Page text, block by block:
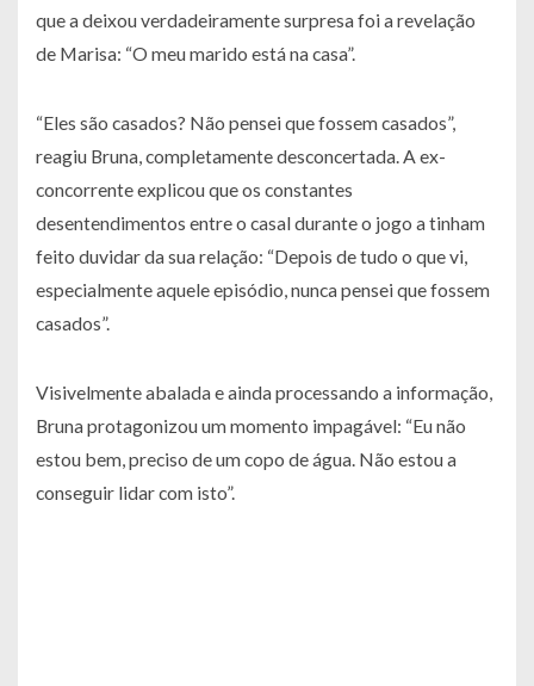
que a deixou verdadeiramente surpresa foi a revelação
de Marisa: “O meu marido está na casa”.
“Eles são casados? Não pensei que fossem casados”,
reagiu Bruna, completamente desconcertada. A ex-
concorrente explicou que os constantes
desentendimentos entre o casal durante o jogo a tinham
feito duvidar da sua relação: “Depois de tudo o que vi,
especialmente aquele episódio, nunca pensei que fossem
casados”.
Visivelmente abalada e ainda processando a informação,
Bruna protagonizou um momento impagável: “Eu não
estou bem, preciso de um copo de água. Não estou a
conseguir lidar com isto”.